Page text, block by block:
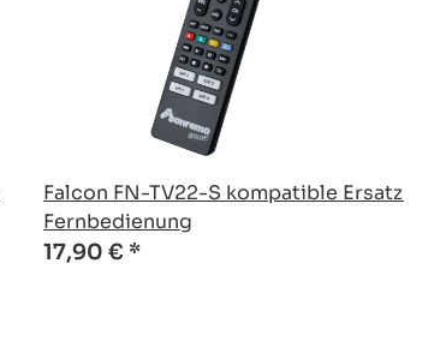
Falcon FN-TV22-S kompatible Ersatz
Fernbedienung
17,90 € *